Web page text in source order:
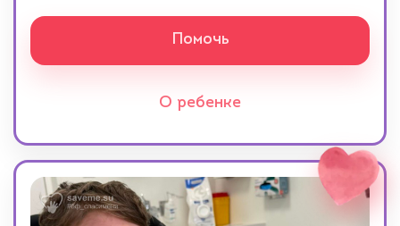
Помочь
О ребенке